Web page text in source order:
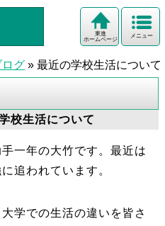
メニュー
東進
ホームページ
ログ » 最近の学校生活について
校生活について
一年の大竹です。最近は
追われています。
学での生活の違いを皆さ